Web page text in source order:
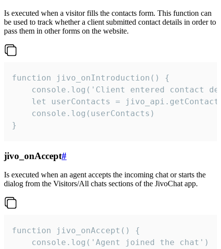
Is executed when a visitor fills the contacts form. This function can
be used to track whether a client submitted contact details in order to
pass them in other forms on the website.
function jivo_onIntroduction() {
console.log('Client entered contact
let userContacts =
    console.log(userContacts)
}
jivo_onAccept#
Is executed when an agent accepts the incoming chat or starts the
dialog from the Visitors/All chats sections of the JivoChat app.
function jivo_onAccept() {